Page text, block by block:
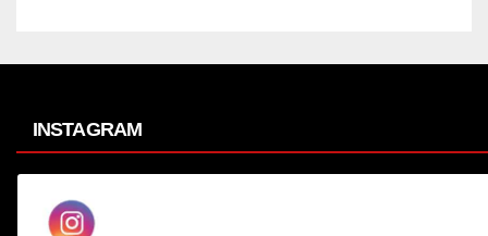
INSTAGRAM